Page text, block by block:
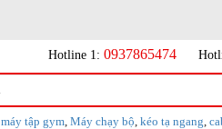
Hotline 1: 0937865474
máy tập gym, Máy chạy bộ, kéo tạ ngang,